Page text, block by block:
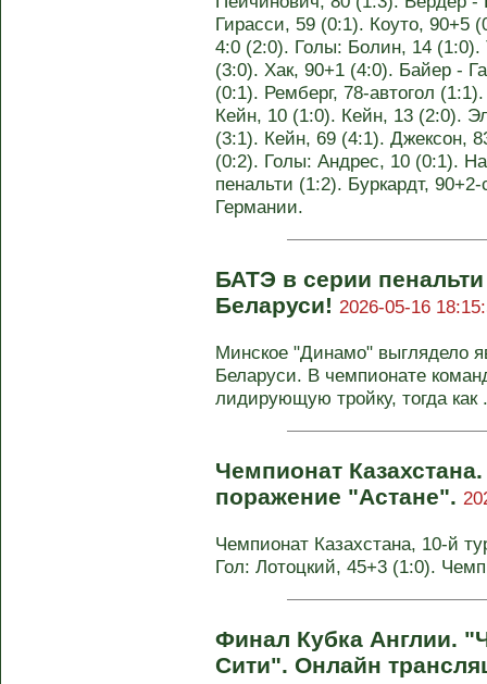
Гирасси, 59 (0:1). Коуто,
4:0 (2:0). Голы: Болин, 14 (1:0).
(3:0). Хак, 90+1 (4:0). Байер -
(0:1). Ремберг, 78-автогол
Кейн, 10 (1:0). Кейн, 13 (2:0).
(3:1). Кейн, 69 (4:1). Джексон,
(0:2). Голы: Андрес, 10 (0:1).
пенальти (1:2). Буркардт,
Германии.
БАТЭ в серии
Беларуси! 2026-05-16
Минское "Динамо" выглядело
Беларуси. В чемпионате
лидирующую тройку, тогда как
Чемпионат
поражение "Астане".
Чемпионат Казахстана, 10-й
Гол: Лотоцкий, 45+3 (1:0).
Финал Кубка Англии.
Сити". Онлайн